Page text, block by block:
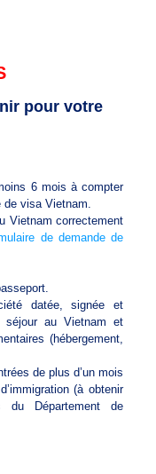
pour votre
6 mois à compter
visa Vietnam.
Vietnam correctement
de demande de
datée, signée et
séjour au Vietnam et
(hébergement,
de plus d’un mois
(à obtenir
Département de